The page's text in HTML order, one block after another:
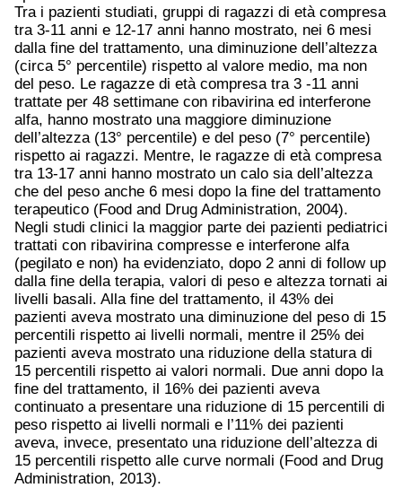
Tra i pazienti studiati, gruppi di ragazzi di età compresa
tra 3-11 anni e 12-17 anni hanno mostrato, nei 6 mesi
dalla fine del trattamento, una diminuzione dell’altezza
(circa 5° percentile) rispetto al valore medio, ma non
del peso. Le ragazze di età compresa tra 3 -11 anni
trattate per 48 settimane con ribavirina ed interferone
alfa, hanno mostrato una maggiore diminuzione
dell’altezza (13° percentile) e del peso (7° percentile)
rispetto ai ragazzi. Mentre, le ragazze di età compresa
tra 13-17 anni hanno mostrato un calo sia dell’altezza
che del peso anche 6 mesi dopo la fine del trattamento
terapeutico (Food and Drug Administration, 2004).
Negli studi clinici la maggior parte dei pazienti pediatrici
trattati con ribavirina compresse e interferone alfa
(pegilato e non) ha evidenziato, dopo 2 anni di follow up
dalla fine della terapia, valori di peso e altezza tornati ai
livelli basali. Alla fine del trattamento, il 43% dei
pazienti aveva mostrato una diminuzione del peso di 15
percentili rispetto ai livelli normali, mentre il 25% dei
pazienti aveva mostrato una riduzione della statura di
15 percentili rispetto ai valori normali. Due anni dopo la
fine del trattamento, il 16% dei pazienti aveva
continuato a presentare una riduzione di 15 percentili di
peso rispetto ai livelli normali e l’11% dei pazienti
aveva, invece, presentato una riduzione dell’altezza di
15 percentili rispetto alle curve normali (Food and Drug
Administration, 2013).